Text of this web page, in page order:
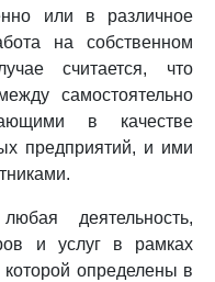
или в различное
на собственном
считается, что
самостоятельно
в качестве
предприятий, и ими
деятельность,
и услуг в рамках
определены в